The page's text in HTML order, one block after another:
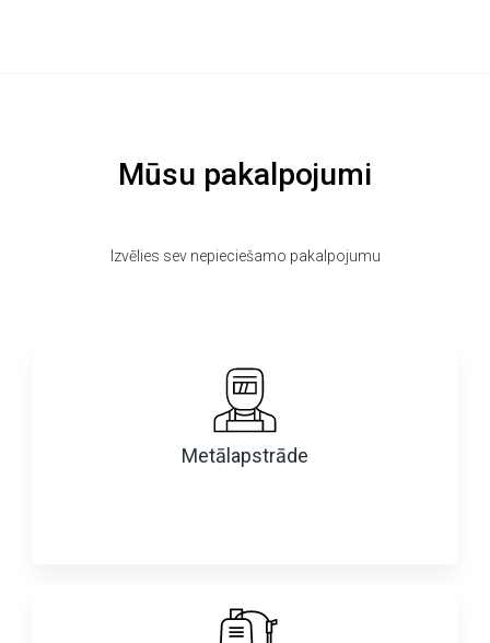
Mūsu pakalpojumi
Izvēlies sev nepieciešamo pakalpojumu
Metālapstrāde